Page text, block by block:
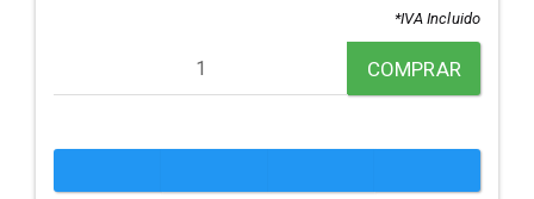
*IVA Incluido
COMPRAR